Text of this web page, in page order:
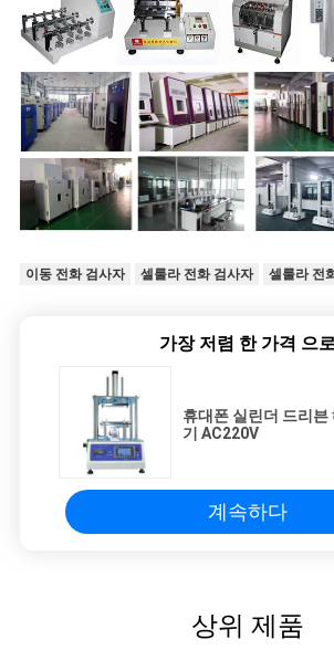
이동 전화 검사자 셀룰라 전화 검사자 셀룰라 전
가장 저렴 한 가격 으로
휴대폰 실린더 드리븐
기 AC220V
계속하다
상위 제품